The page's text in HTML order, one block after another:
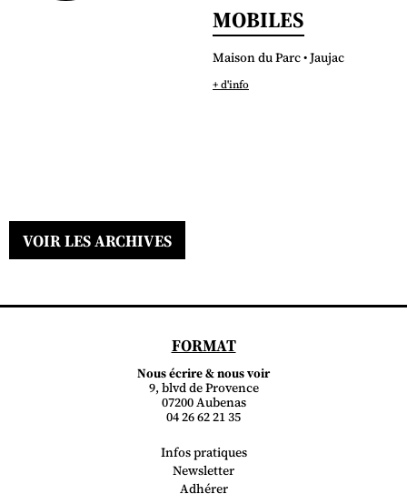
MOBILES
Maison du Parc • Jaujac
+ d'info
VOIR LES ARCHIVES
FORMAT
Nous écrire & nous voir
9, blvd de Provence
07200 Aubenas
04 26 62 21 35
Infos pratiques
Newsletter
Adhérer